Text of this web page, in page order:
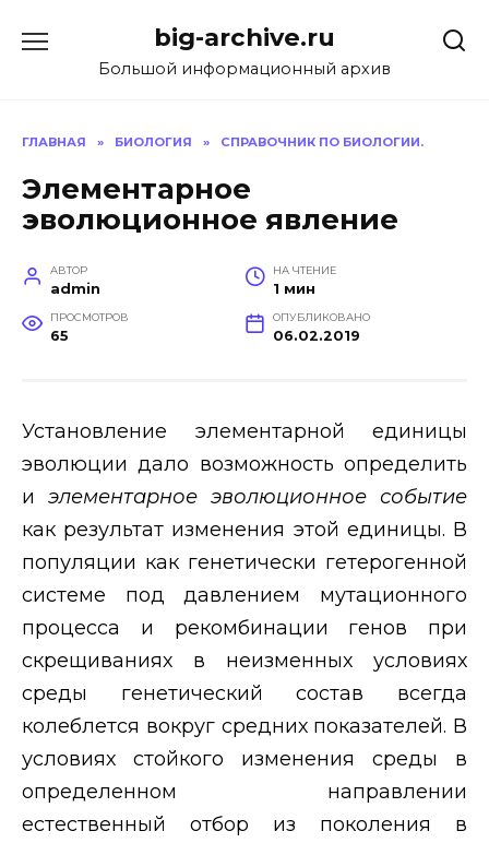
содержанию
big-archive.ru
Большой информационный архив
ГЛАВНАЯ » БИОЛОГИЯ » СПРАВОЧНИК ПО БИОЛОГИИ.
Элементарное
эволюционное явление
АВТОР
admin
НА ЧТЕНИЕ
1 мин
ПРОСМОТРОВ
65
ОПУБЛИКОВАНО
06.02.2019
Установление элементарной единицы
эволюции дало возможность определить
и элементарное эволюционное событие
как результат изменения этой единицы. В
популяции как генетически гетерогенной
системе под давлением мутационного
процесса и рекомбинации генов при
скрещиваниях в неизменных условиях
среды генетический состав всегда
колеблется вокруг средних показателей. В
условиях стойкого изменения среды в
определенном направлении
естественный отбор из поколения в